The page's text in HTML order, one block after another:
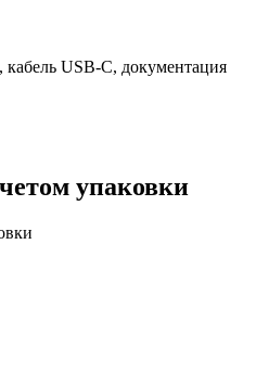
USB‑C, документация
упаковки